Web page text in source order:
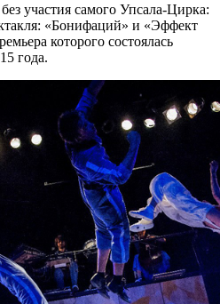
участия самого Упсала-Цирка:
«Бонифаций» и «Эффект
которого состоялась
года.